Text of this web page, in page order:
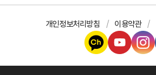
개인정보처리방침 이용약관